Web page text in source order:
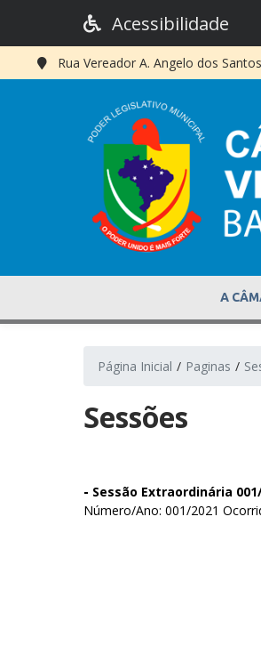
Acessibilidade
Rua Vereador A. Angelo dos
A
Página Inicial Paginas
Sessões
- Sessão Extraordinária
Número/Ano: 001/2021